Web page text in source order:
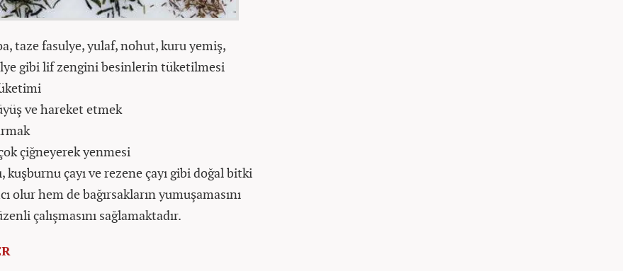
taze fasulye, yulaf, nohut, kuru yemiş,
gibi lif zengini besinlerin tüketilmesi
ve hareket etmek
çiğneyerek yenmesi
kuşburnu çayı ve rezene çayı gibi doğal bitki
olur hem de bağırsakların yumuşamasını
çalışmasını sağlamaktadır.